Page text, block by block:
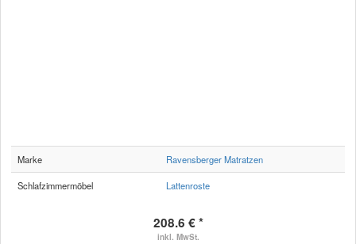
Marke Ravensberger Matratzen
Schlafzimmermöbel Lattenroste
208.6 € *
inkl. MwSt.